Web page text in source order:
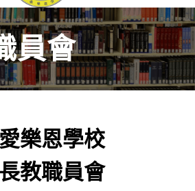
員會
樂恩學校
教職員會